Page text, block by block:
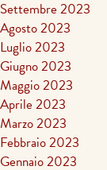
Settembre 2023
Agosto 2023
Luglio 2023
Giugno 2023
Maggio 2023
Aprile 2023
Marzo 2023
Febbraio 2023
Gennaio 2023